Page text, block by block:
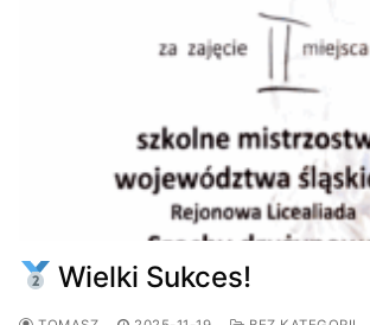
Wielki Sukces!